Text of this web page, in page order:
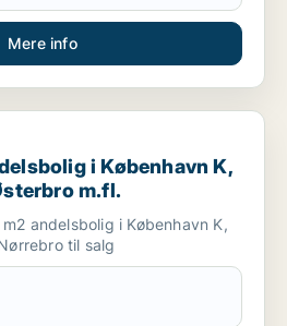
Mere info
i København K, Vesterbro eller
i København K,
m.fl.
andelsbolig i København K,
til salg